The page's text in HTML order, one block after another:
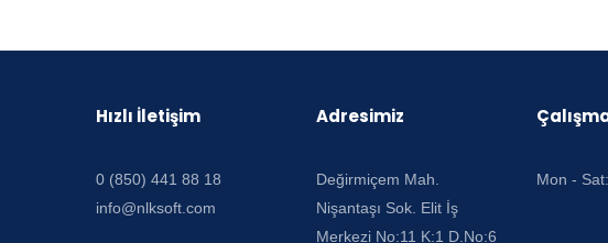
Hızlı İletişim
0 (850) 441 88 18
info@nlksoft.com
Adresimiz
Değirmiçem Mah.
Nişantaşı Sok. Elit İş
Merkezi No:11 K:1 D.No:6
Mon -